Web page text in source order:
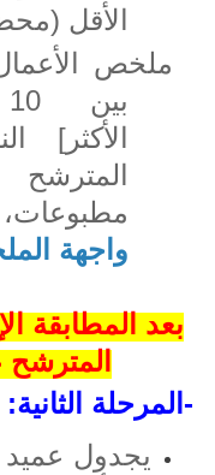
الأقل
ملخص الأعمال
الأكثر]
واجهة
بعد المطابقة
المترشح
-المرحلة
يجدول عميد